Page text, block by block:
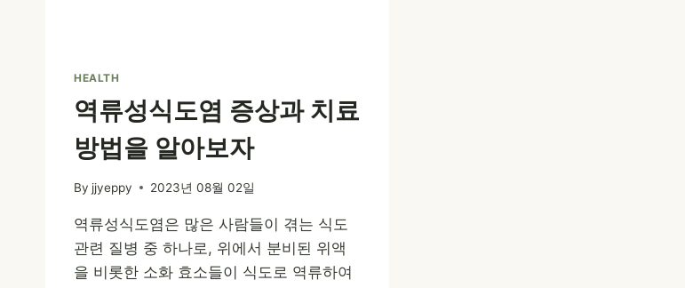
HEALTH
역류성식도염 증상과 치료
방법을 알아보자
By jjyeppy 2023년 08월 02일
역류성식도염은 많은 사람들이 겪는 식도
관련 질병 중 하나로, 위에서 분비된 위액
을 비롯한 소화 효소들이 식도로 역류하여